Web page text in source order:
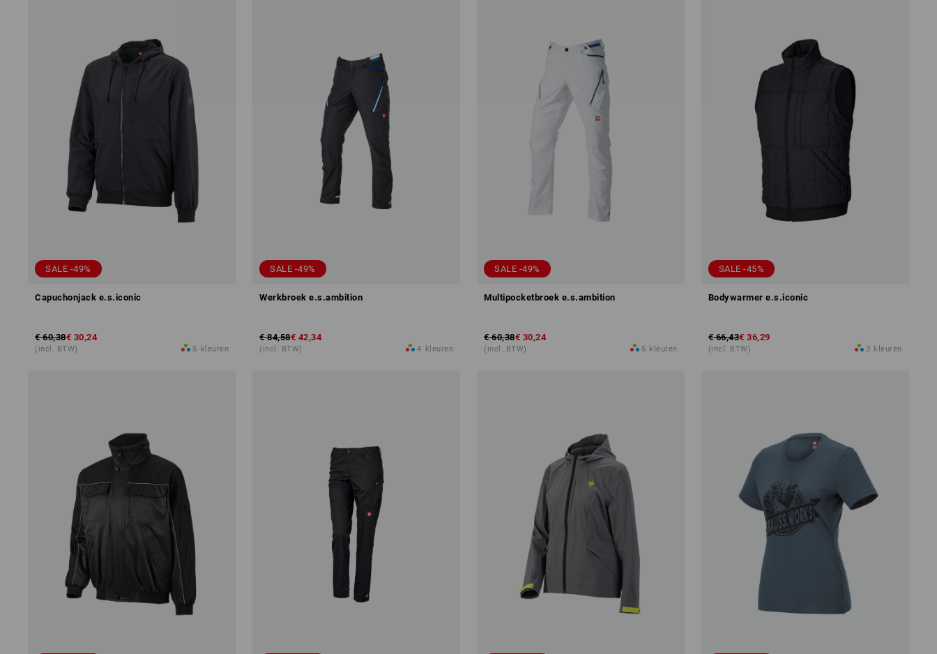
SALE -49%
Capuchonjack e.s.iconic
€ 60,38€ 30,24
(incl. BTW) 5 kleuren
SALE -49%
Werkbroek e.s.ambition
€ 84,58€ 42,34
(incl. BTW) 4 kleuren
SALE -49%
Multipocketbroek e.s.ambition
€ 60,38€ 30,24
(incl. BTW) 5 kleuren
SALE -45%
Bodywarmer e.s.iconic
€ 66,43€ 36,29
(incl. BTW) 3 kleuren